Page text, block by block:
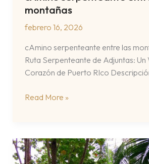
montañas
febrero 16, 2026
cAmino serpenteante entre las
Ruta Serpenteante de Adjuntas: Un
Corazón de Puerto RIco
cAmino
montañas
Read More »